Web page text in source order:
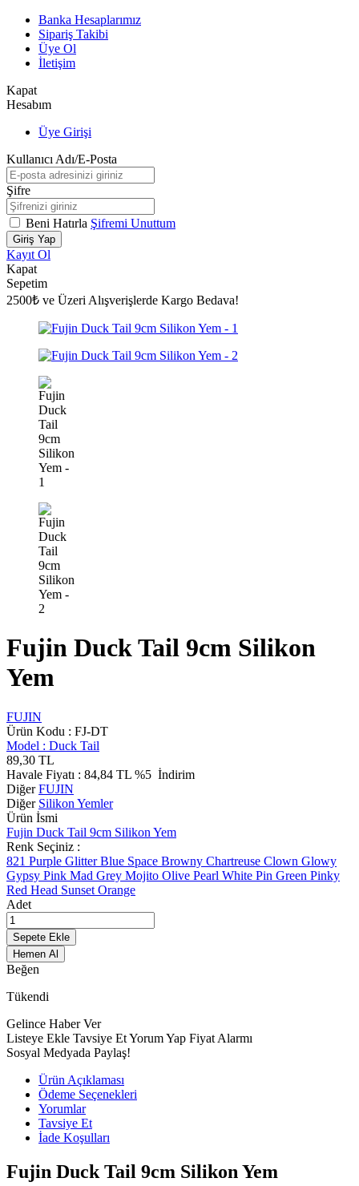
Banka Hesaplarımız
Sipariş Takibi
Üye Ol
İletişim
Kapat
Hesabım
Üye Girişi
Kullanıcı Adı/E-Posta
Şifre
Beni Hatırla Şifremi Unuttum
Giriş Yap
Kayıt Ol
Kapat
Sepetim
2500₺ ve Üzeri Alışverişlerde Kargo Bedava!
Fujin Duck Tail 9cm Silikon
Yem
FUJIN
Ürün Kodu : FJ-DT
Model : Duck Tail
89,30 TL
Havale Fiyatı : 84,84 TL %5 İndirim
DiğerFUJIN
Diğer Silikon Yemler
Ürün İsmi
Fujin Duck Tail 9cm Silikon Yem
Renk Seçiniz :
821 Purple Glitter Blue Space Browny Chartreuse Clown Glowy
Gypsy Pink Mad Grey Mojito Olive Pearl White Pin Green Pinky
Red Head Sunset Orange
Adet
Sepete Ekle
Hemen Al
Beğen
Tükendi
Gelince Haber Ver
Listeye Ekle Tavsiye EtYorum Yap Fiyat Alarmı
Sosyal Medyada Paylaş!
Ürün Açıklaması
Ödeme Seçenekleri
Yorumlar
Tavsiye Et
İade Koşulları
Fujin Duck Tail 9cm Silikon Yem